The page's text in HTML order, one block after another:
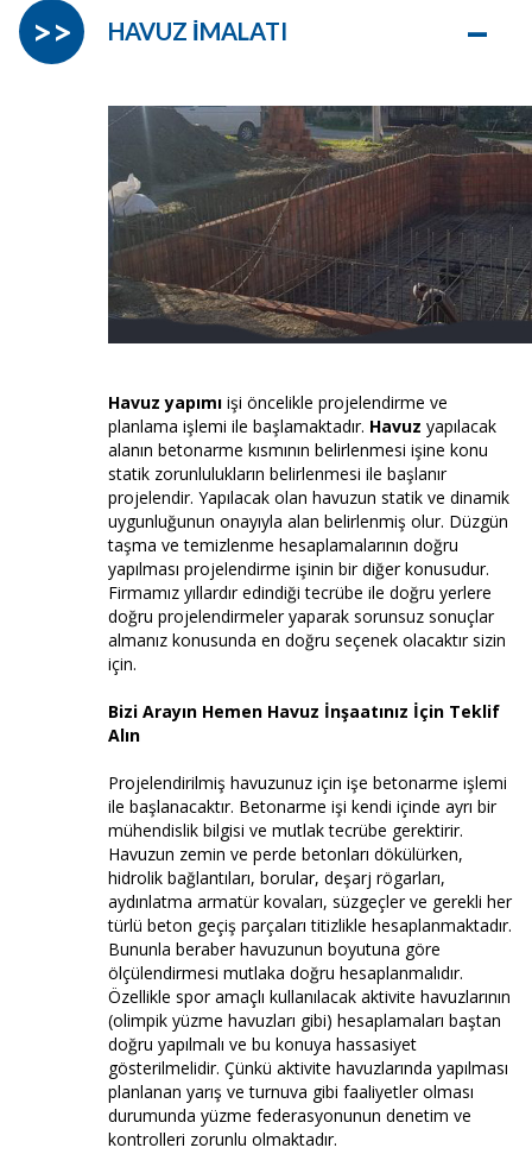
HAVUZ İMALATI –
>>
Havuz yapımı işi öncelikle projelendirme ve
planlama işlemi ile başlamaktadır. Havuz yapılacak
alanın betonarme kısmının belirlenmesi işine konu
statik zorunlulukların belirlenmesi ile başlanır
projelendir. Yapılacak olan havuzun statik ve dinamik
uygunluğunun onayıyla alan belirlenmiş olur. Düzgün
taşma ve temizlenme hesaplamalarının doğru
yapılması projelendirme işinin bir diğer konusudur.
Firmamız yıllardır edindiği tecrübe ile doğru yerlere
doğru projelendirmeler yaparak sorunsuz sonuçlar
almanız konusunda en doğru seçenek olacaktır sizin
için.
Bizi Arayın Hemen Havuz İnşaatınız İçin Teklif
Alın
Projelendirilmiş havuzunuz için işe betonarme işlemi
ile başlanacaktır. Betonarme işi kendi içinde ayrı bir
mühendislik bilgisi ve mutlak tecrübe gerektirir.
Havuzun zemin ve perde betonları dökülürken,
hidrolik bağlantıları, borular, deşarj rögarları,
aydınlatma armatür kovaları, süzgeçler ve gerekli her
türlü beton geçiş parçaları titizlikle hesaplanmaktadır.
Bununla beraber havuzunun boyutuna göre
ölçülendirmesi mutlaka doğru hesaplanmalıdır.
Özellikle spor amaçlı kullanılacak aktivite havuzlarının
(olimpik yüzme havuzları gibi) hesaplamaları baştan
doğru yapılmalı ve bu konuya hassasiyet
gösterilmelidir. Çünkü aktivite havuzlarında yapılması
planlanan yarış ve turnuva gibi faaliyetler olması
durumunda yüzme federasyonunun denetim ve
kontrolleri zorunlu olmaktadır.